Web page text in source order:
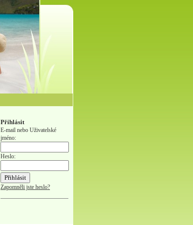
Přihlásit
E-mail nebo Uživatelské
jméno:
Heslo:
Zapomněli jste heslo?